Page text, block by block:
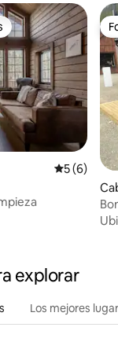
5 (6)
explorar
Los mejores